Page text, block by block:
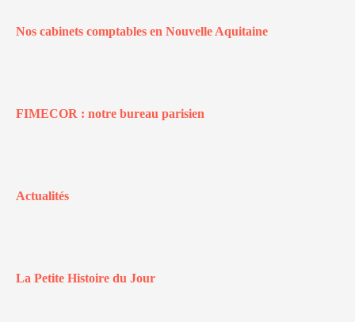
Nos cabinets comptables en Nouvelle Aquitaine
FIMECOR : notre bureau parisien
Actualités
La Petite Histoire du Jour